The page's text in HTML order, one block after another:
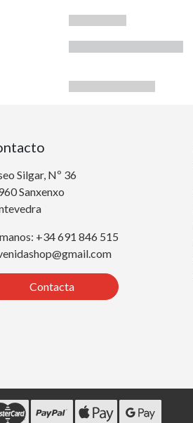
Silgar, Nº 36
Sanxenxo
+34 691 846 515
Contacta